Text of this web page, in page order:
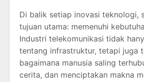
Di balik setiap inovasi teknologi,
tujuan utama: memenuhi
Industri telekomunikasi tidak
tentang infrastruktur, tetapi juga
bagaimana manusia saling
cerita, dan menciptakan makna